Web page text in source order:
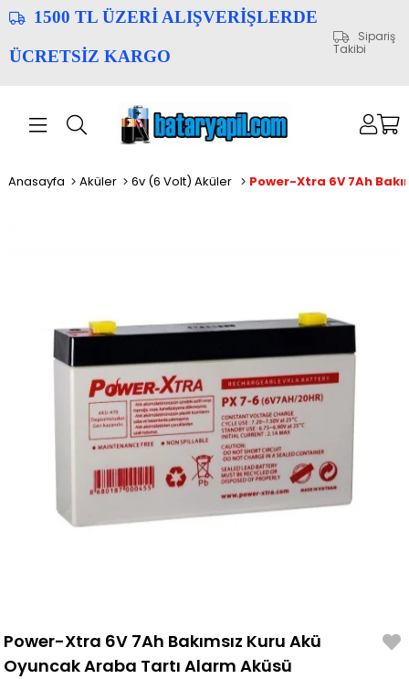
1500 TL ÜZERİ ALIŞVERİŞLERDE
ÜCRETSİZ KARGO
Sipariş
Takibi
Anasayfa Aküler 6v (6 Volt) Aküler
Power-Xtra 6V 7Ah Bakımsız Kuru Akü
Oyuncak Araba Tartı Alarm Aküsü